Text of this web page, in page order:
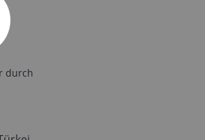
durch